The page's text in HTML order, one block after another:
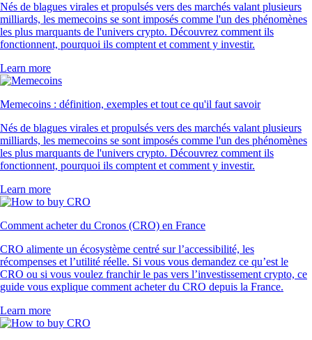
Nés de blagues virales et propulsés vers des marchés valant plusieurs
milliards, les memecoins se sont imposés comme l'un des phénomènes
les plus marquants de l'univers crypto. Découvrez comment ils
fonctionnent, pourquoi ils comptent et comment y investir.
Learn more
Memecoins : définition, exemples et tout ce qu'il faut savoir
Nés de blagues virales et propulsés vers des marchés valant plusieurs
milliards, les memecoins se sont imposés comme l'un des phénomènes
les plus marquants de l'univers crypto. Découvrez comment ils
fonctionnent, pourquoi ils comptent et comment y investir.
Learn more
Comment acheter du Cronos (CRO) en France
CRO alimente un écosystème centré sur l’accessibilité, les
récompenses et l’utilité réelle. Si vous vous demandez ce qu’est le
CRO ou si vous voulez franchir le pas vers l’investissement crypto, ce
guide vous explique comment acheter du CRO depuis la France.
Learn more